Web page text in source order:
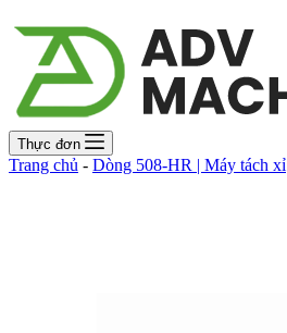
Thực đơn
Trang chủ - Dòng 508-HR | Máy tách xỉ